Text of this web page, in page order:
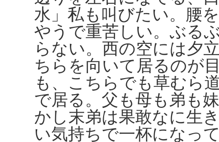
水」私も叫びたい。腰
やうで重苦しい。ぶる
らない。西の空には夕
ちらを向いて居るのが
も、こちらでも草むら
で居る。父も母も弟も
かし末弟は果敢なに生
い気持ちで一杯になっ